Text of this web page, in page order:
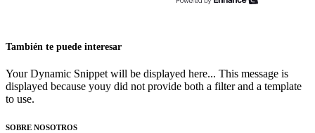
También te puede interesar
Your Dynamic Snippet will be displayed here... This message is
displayed because youy did not provide both a filter and a template
to use.
SOBRE NOSOTROS